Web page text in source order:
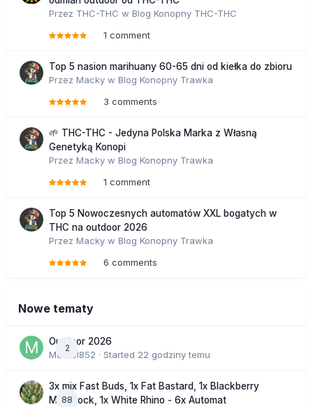
Przez THC-THC w Blog Konopny THC-THC
1 comment
Top 5 nasion marihuany 60-65 dni od kiełka do zbioru
Przez Macky w Blog Konopny Trawka
3 comments
🌱 THC-THC - Jedyna Polska Marka z Własną
Genetyką Konopi
Przez Macky w Blog Konopny Trawka
1 comment
Top 5 Nowoczesnych automatów XXL bogatych w
THC na outdoor 2026
Przez Macky w Blog Konopny Trawka
6 comments
Nowe tematy
2
Outdoor 2026
Marcel852 · Started 22 godziny temu
88
3x mix Fast Buds, 1x Fat Bastard, 1x Blackberry
Moonrock, 1x White Rhino - 6x Automat